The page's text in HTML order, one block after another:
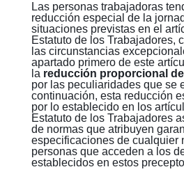
Las personas trabajadoras
reducción especial de la
situaciones previstas en el
Estatuto de los Trabajadores,
las circunstancias
apartado primero de este
la reducción proporcional
por las peculiaridades que se
continuación, esta reducción
por lo establecido en los
Estatuto de los Trabajadores
de normas que atribuyen
especificaciones de cualquier
personas que acceden a los
establecidos en estos